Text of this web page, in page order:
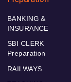
BANKING &
INSURANCE
SBI CLERK
Preparation
RAILWAYS